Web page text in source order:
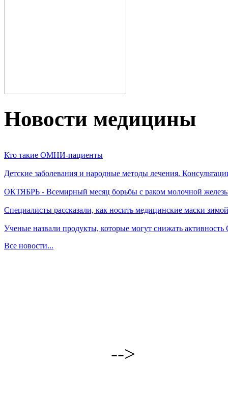
Новости медицины
Кто такие ОМНИ-пациенты
Детские заболевания и народные методы лечения.
ОКТЯБРЬ - Всемирный месяц борьбы с раком молочной
Специалисты рассказали, как носить медицинские маски зимой
Ученые назвали продукты, которые могут снижать
Все новости...
-->